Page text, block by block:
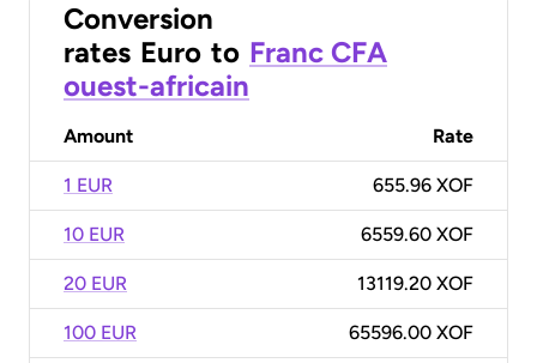
Conversion
rates Euro to Franc CFA
ouest-africain
Amount Rate
1 EUR 655.96 XOF
10 EUR 6559.60 XOF
20 EUR 13119.20 XOF
100 EUR 65596.00 XOF